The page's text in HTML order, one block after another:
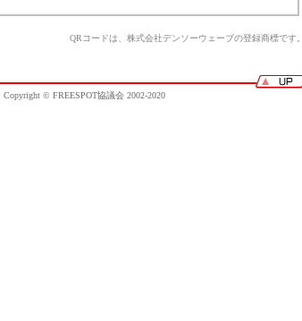
QRコードは、株式会社デンソーウェーブの登録商標です。
Copyright © FREESPOT協議会 2002-2020